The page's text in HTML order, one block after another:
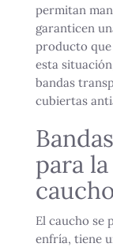
permitan
garanticen
producto que
esta
bandas
cubiertas
para
El caucho se
enfría, tiene